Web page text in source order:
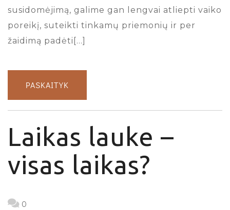
susidomėjimą, galime gan lengvai atliepti vaiko
poreikį, suteikti tinkamų priemonių ir per
žaidimą padėti[…]
PASKAITYK
Laikas lauke –
visas laikas?
0